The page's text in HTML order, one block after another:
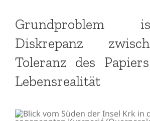
Diskrepanz
Toleranz des
Lebensrealität